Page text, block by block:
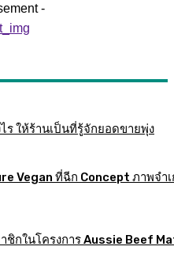
-
ร ให้ร้านเป็นที่รู้จักยอดขายพุ่ง
Vegan ที่ฉีก Concept ภาพจำเ
าชิกในโครงการ Aussie Beef